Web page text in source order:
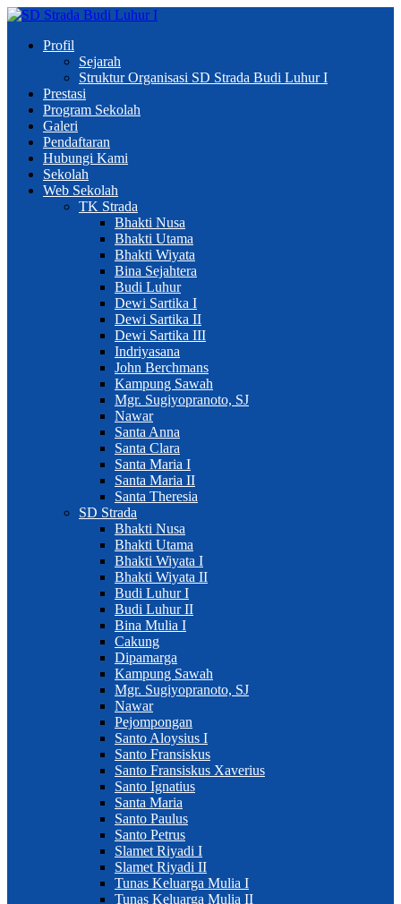
Profil
Sejarah
Struktur Organisasi SD Strada Budi Luhur I
Prestasi
Program Sekolah
Galeri
Pendaftaran
Hubungi Kami
Sekolah
Web Sekolah
TK Strada
Bhakti Nusa
Bhakti Utama
Bhakti Wiyata
Bina Sejahtera
Budi Luhur
Dewi Sartika I
Dewi Sartika II
Dewi Sartika III
Indriyasana
John Berchmans
Kampung Sawah
Mgr. Sugiyopranoto, SJ
Nawar
Santa Anna
Santa Clara
Santa Maria I
Santa Maria II
Santa Theresia
SD Strada
Bhakti Nusa
Bhakti Utama
Bhakti Wiyata I
Bhakti Wiyata II
Budi Luhur I
Budi Luhur II
Bina Mulia I
Cakung
Dipamarga
Kampung Sawah
Mgr. Sugiyopranoto, SJ
Nawar
Pejompongan
Santo Aloysius I
Santo Fransiskus
Santo Fransiskus Xaverius
Santo Ignatius
Santa Maria
Santo Paulus
Santo Petrus
Slamet Riyadi I
Slamet Riyadi II
Tunas Keluarga Mulia I
Tunas Keluarga Mulia II